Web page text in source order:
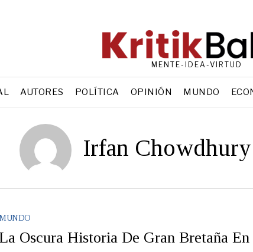
MENTE-IDEA-VIRTUD
AUTORES POLÍTICA OPINIÓN MUNDO
Irfan Chowdhury
Oscura Historia De Gran Bretaña